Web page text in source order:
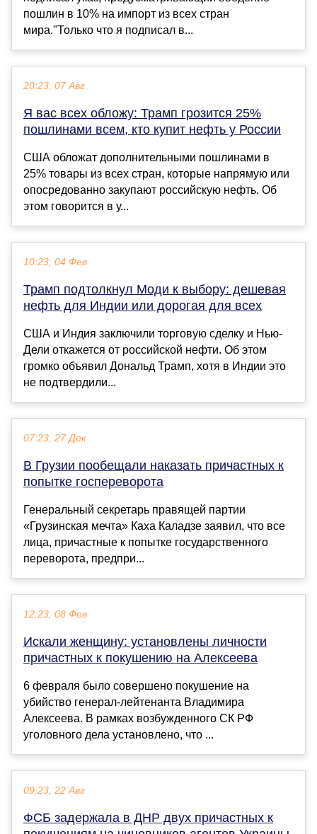
пошлин в 10% на импорт из всех стран
мира."Только что я подписал в...
20:23, 07 Авг
Я вас всех обложу: Трамп грозится 25%
пошлинами всем, кто купит нефть у России
США обложат дополнительными пошлинами в
25% товары из всех стран, которые напрямую или
опосредованно закупают российскую нефть. Об
этом говорится в у...
10:23, 04 Фев
Трамп подтолкнул Моди к выбору: дешевая
нефть для Индии или дорогая для всех
США и Индия заключили торговую сделку и Нью-
Дели откажется от российской нефти. Об этом
громко объявил Дональд Трамп, хотя в Индии это
не подтвердили...
07:23, 27 Дек
В Грузии пообещали наказать причастных к
попытке госпереворота
Генеральный секретарь правящей партии
«Грузинская мечта» Каха Каладзе заявил, что все
лица, причастные к попытке государственного
переворота, предпри...
12:23, 08 Фев
Искали женщину: установлены личности
причастных к покушению на Алексеева
6 февраля было совершено покушение на
убийство генерал-лейтенанта Владимира
Алексеева. В рамках возбужденного СК РФ
уголовного дела установлено, что ...
09:23, 22 Авг
ФСБ задержала в ДНР двух причастных к